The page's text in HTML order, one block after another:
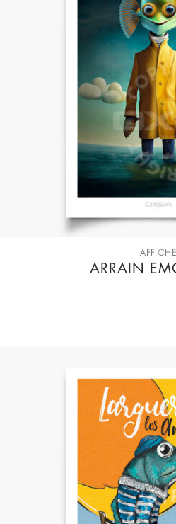
AFFICHE
ARRAIN